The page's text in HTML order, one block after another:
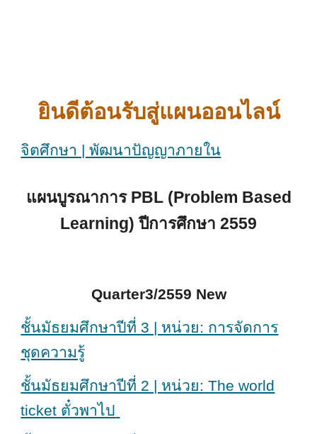
ยินดีต้อนรับสู่แผนออนไลน์
จิตศึกษา | พัฒนาปัญญาภายใน
แผนบูรณาการ PBL (Problem Based
Learning) ปีการศึกษา 2559
Quarter3/2559 New
ชั้นมัธยมศึกษาปีที่ 3 | หน่วย: การจัดการ
ชุดความรู้
ชั้นมัธยมศึกษาปีที่ 2 | หน่วย: The world
ticket ตั๋วพาไป